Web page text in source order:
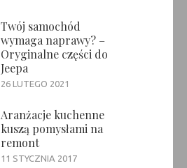
Twój samochód
wymaga naprawy? –
Oryginalne części do
Jeepa
26 LUTEGO 2021
Aranżacje kuchenne
kuszą pomysłami na
remont
11 STYCZNIA 2017